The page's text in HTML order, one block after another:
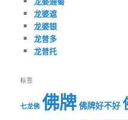
龙婆遮
龙婆银
龙普多
龙普托
标签
七龙佛 佛牌 佛牌好不好